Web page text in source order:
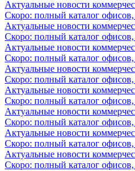
Актуальные новости
Скоро: полный каталог
Актуальные новости
Скоро: полный каталог
Актуальные новости
Скоро: полный каталог
Актуальные новости
Скоро: полный каталог
Актуальные новости
Скоро: полный каталог
Актуальные новости
Скоро: полный каталог
Актуальные новости
Скоро: полный каталог
Актуальные новости
Скоро: полный каталог